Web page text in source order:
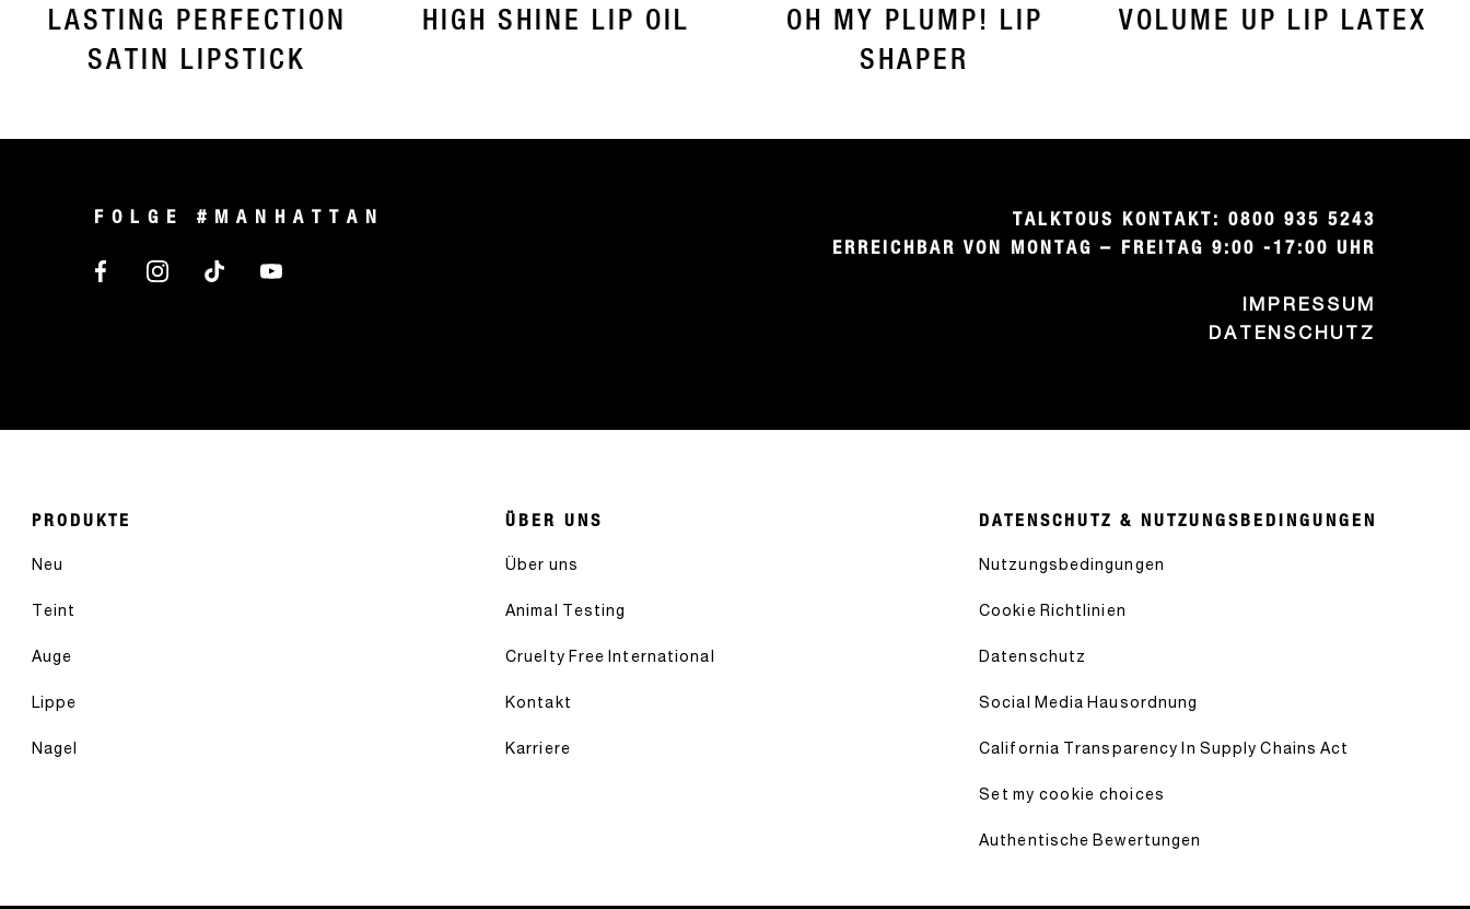
LASTING PERFECTION
SATIN LIPSTICK
HIGH SHINE LIP OIL
OH MY PLUMP! LIP
SHAPER
VOLUME UP LIP LATEX
FOLGE #MANHATTAN
TALKTOUS KONTAKT: 0800 935 5243
ERREICHBAR VON MONTAG – FREITAG 9:00 -17:00 UHR
IMPRESSUM
DATENSCHUTZ
PRODUKTE
Neu
Teint
Auge
Lippe
Nagel
ÜBER UNS
Über uns
Animal Testing
Cruelty Free International
Kontakt
Karriere
DATENSCHUTZ & NUTZUNGSBEDINGUNGEN
Nutzungsbedingungen
Cookie Richtlinien
Datenschutz
Social Media Hausordnung
California Transparency In Supply Chains Act
Set my cookie choices
Authentische Bewertungen